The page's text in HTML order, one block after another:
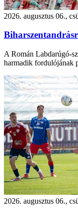
2026. augusztus 06.,
A Román Labdarúgó-
harmadik fordulójának
2026. augusztus 06.,